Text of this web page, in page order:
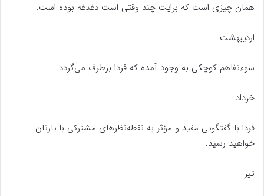
همان چیزی است که برایت چند وقتی است دغدغه بوده است.
اردیبهشت
سوءتفاهم كوچكی به وجود آمده كه فردا برطرف می‌گردد.
خرداد
فردا با گفتگویی مفید و مؤثر به نقطه‌نظرهای مشتركی با یارتان
خواهید رسيد.
تیر